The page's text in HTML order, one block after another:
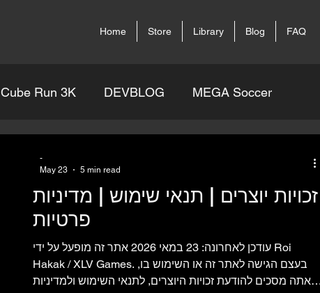
Home Store Library Blog FAQ
Cube Run 3K DEVBLOG MEGA Soccer
זכויות יוצרים | תנאי שימוש | מדיניות
פרטיות
עודכן לאחרונה: 23 במאי 2026 אתר זה מופעל על ידי Roi
Hakak / XLV Games. בעצם הגישה לאתר זה או השימוש בו,
אתה מסכים להודעת זכויות היוצרים, לתנאי השימוש ולמדיניות
-
May 23
5 min read